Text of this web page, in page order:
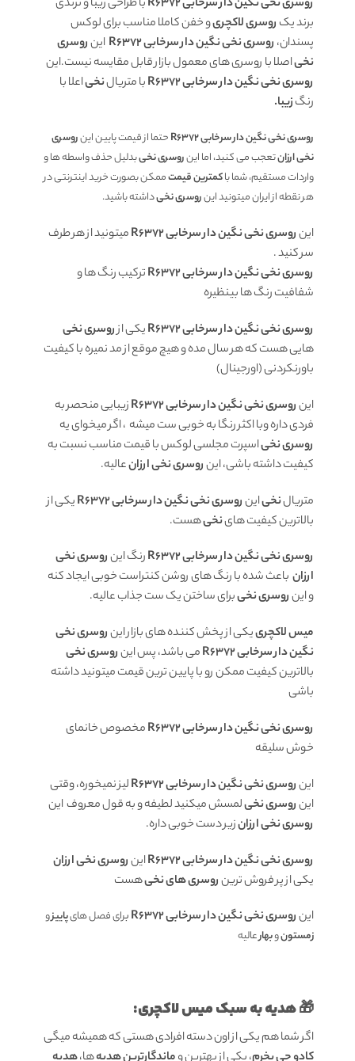
برند یک روسری لاکچریو خفن کاملا مناسب برای لوکس
پسندان، روسری نخی نگین دار سرخابی R6372 اینروسری
نخیاصلا با روسری های معمول بازار قابل مقایسه نیست.این
روسری نخی نگین دار سرخابی R6372
با متریالنخیاعلا با
رنگزیبا.
روسری نخی نگین دار سرخابی R6372 حتما از قیمت پایین اینروسری
نخی ارزانتعجب می کنید، اما اینروسری نخیبدلیل حذف واسطه ها و
واردات مستقیم، شما باکمترین قیمتممکن بصورت خرید اینترنتی در
هر نقطه از ایران میتونید اینروسری نخیداشته باشید.
اینروسری نخی نگین دار سرخابی R6372
میتونید از هر طرف
سر کنید .
روسری نخی نگین دار سرخابی R6372
ترکیب رنگ ها و
شفافیت رنگ ها بینظیره
روسری نخی نگین دار سرخابی R6372
یکی ازروسری نخی
هایی هست که هر سال مده و هیچ موقع از مد نمیره با کیفیت
باورنکردنی (اورجینال)
اینروسری نخی نگین دار سرخابی R6372
زیبایی منحصر به
فردی داره وبا اکثر رنگا به خوبی ست میشه ، اگر میخوای یه
روسری نخیاسپرت مجلسی لوکس با قیمت مناسب نسبت به
کیفیت داشته باشی، اینروسری نخی ارزانعالیه.
متریالنخیاینروسری نخی نگین دار سرخابی R6372
یکی از
بالاترین کیفیت هاینخیهست.
روسری نخی نگین دار سرخابی R6372
رنگ اینروسری نخی
ارزان باعث شده با رنگ های روشن کنتراست خوبی ایجاد کنه
و اینروسری نخیبرای ساختن یک ست جذاب عالیه.
میس لاکچرییکی از پخش کننده های بازار اینروسری نخی
نگین دار سرخابی R6372
می باشد، پس اینروسری نخی
بالاترین کیفیت ممکن رو با پایین ترین قیمت میتونید داشته
باشی
روسری نخی نگین دار سرخابی R6372
مخصوص خانمای
خوش سلیقه
اینروسری نخی نگین دار سرخابی R6372
لیز نمیخوره، وقتی
اینروسری نخیلمسش میکنید لطیفه و به قول معروف این
روسری نخی ارزانزیر دست خوبی داره.
روسری نخی نگین دار سرخابی R6372
اینروسری نخی ارزان
یکی از پر فروش ترینروسری های نخیهست
اینروسری نخی نگین دار سرخابی R6372 برای فصل هایپاییزو
زمستونوبهارعالیه
🎁 هدیه به سبک میس لاکچری:
اگر شما هم یکی از اون دسته افرادی هستی که همیشه میگی